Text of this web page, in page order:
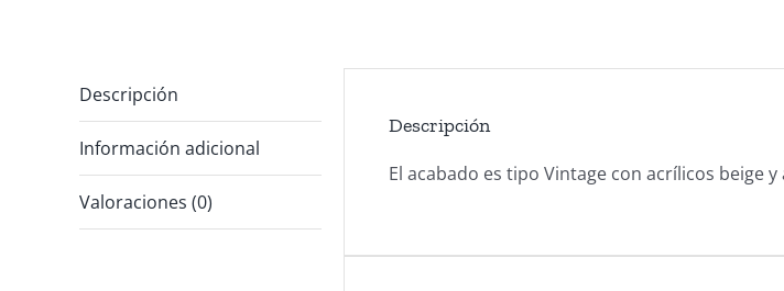
Descripción
Información adicional
Valoraciones (0)
Descripción
El acabado es tipo Vintage con acrílicos beige y